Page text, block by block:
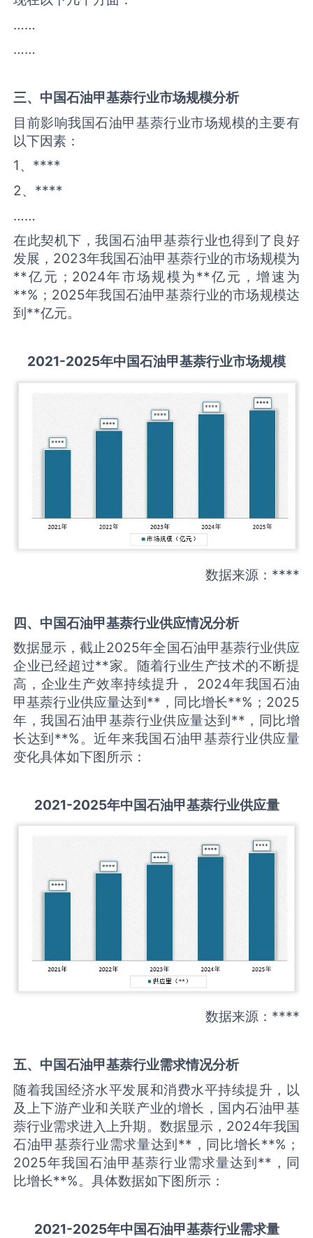
……
……
三、中国石油甲基萘行业市场规模分析
目前影响我国石油甲基萘行业市场规模的主要有
以下因素：
1、****
2、****
……
在此契机下，我国石油甲基萘行业也得到了良好
发展，2023年我国石油甲基萘行业的市场规模为
**亿元；2024年市场规模为**亿元，增速为
**%；2025年我国石油甲基萘行业的市场规模达
到**亿元。
2021-2025年中国石油甲基萘行业市场规模
数据来源：****
四、中国石油甲基萘行业供应情况分析
数据显示，截止2025年全国石油甲基萘行业供应
企业已经超过**家。随着行业生产技术的不断提
高，企业生产效率持续提升， 2024年我国石油
甲基萘行业供应量达到**，同比增长**%；2025
年，我国石油甲基萘行业供应量达到**，同比增
长达到**%。近年来我国石油甲基萘行业供应量
变化具体如下图所示：
2021-2025年中国石油甲基萘行业供应量
数据来源：****
五、中国石油甲基萘行业需求情况分析
随着我国经济水平发展和消费水平持续提升，以
及上下游产业和关联产业的增长，国内石油甲基
萘行业需求进入上升期。数据显示，2024年我国
石油甲基萘行业需求量达到**，同比增长**%；
2025年我国石油甲基萘行业需求量达到**，同
比增长**%。具体数据如下图所示：
2021-2025年中国石油甲基萘行业需求量